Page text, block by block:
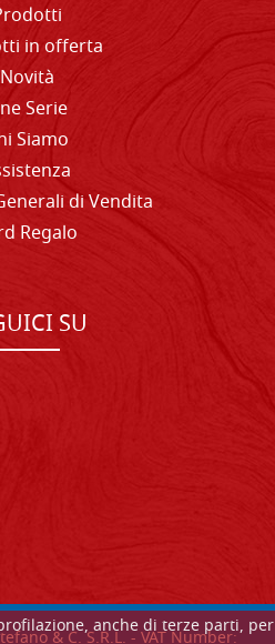
anche di terze parti, per
in offerta
Novità
Serie
Siamo
di Vendita
Regalo
SU
& C. S.R.L. - VAT Number: